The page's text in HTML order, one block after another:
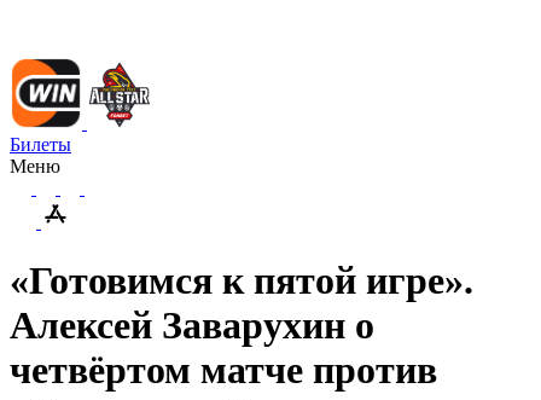
Билеты
Меню
«Готовимся к пятой игре».
Алексей Заварухин о
четвёртом матче против